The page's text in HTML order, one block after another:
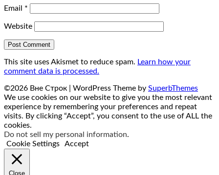
Email *
Website
This site uses Akismet to reduce spam. Learn how your
comment data is processed.
©2026 Вне Строк | WordPress Theme by SuperbThemes
We use cookies on our website to give you the most relevant
experience by remembering your preferences and repeat
visits. By clicking “Accept”, you consent to the use of ALL the
cookies.
Do not sell my personal information.
Cookie Settings
Accept
Close